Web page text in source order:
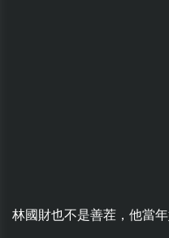
林國財也不是善茬，他當